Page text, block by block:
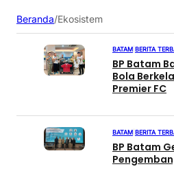
Beranda/Ekosistem
BATAM BERITA
BP Batam
Bola
Premier FC
BATAM BERITA
BP Batam